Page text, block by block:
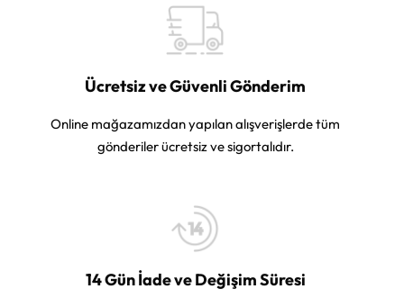
Ücretsiz ve Güvenli Gönderim
Online mağazamızdan yapılan alışverişlerde tüm
gönderiler ücretsiz ve sigortalıdır.
14 Gün İade ve Değişim Süresi